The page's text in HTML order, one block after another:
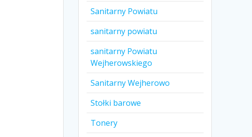
Sanitarny Powiatu
sanitarny powiatu
sanitarny Powiatu
Wejherowskiego
Sanitarny Wejherowo
Stołki barowe
Tonery